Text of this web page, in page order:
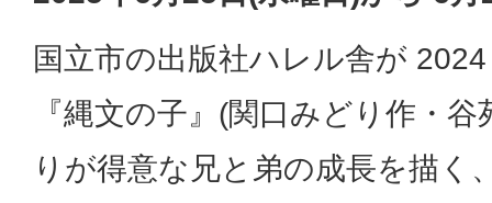
国立市の出版社ハレル舎が
『縄文の子』(関口みどり作・
りが得意な兄と弟の成長を描く